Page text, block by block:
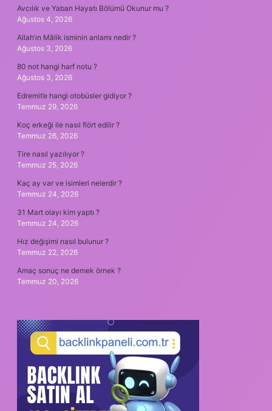
Avcılık ve Yaban Hayatı Bölümü Okunur mu ?
Ağustos 4, 2026
Allah’ın Mâlik isminin anlamı nedir ?
Ağustos 3, 2026
80 not hangi harf notu ?
Ağustos 3, 2026
Edremit’e hangi otobüsler gidiyor ?
Temmuz 29, 2026
Koç erkeği ile nasıl flört edilir ?
Temmuz 26, 2026
Tire nasıl yazılıyor ?
Temmuz 25, 2026
Kaç ay var ve isimleri nelerdir ?
Temmuz 24, 2026
31 Mart olayı kim yaptı ?
Temmuz 24, 2026
Hız değişimi nasıl bulunur ?
Temmuz 22, 2026
Amaç sonuç ne demek örnek ?
Temmuz 20, 2026